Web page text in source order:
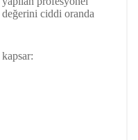
ciddi oranda